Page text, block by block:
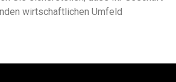
wirtschaftlichen Umfeld